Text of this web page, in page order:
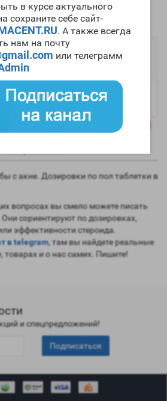
в курсе актуального
сохраните себе сайт-
. А также всегда
нам на почту
или телеграмм
Apteka (Original)
349845
с акне. Дозировки по пол таблетки в
вопросах вы смело можете писать
сориентируют по дозировках,
эффективности стероида.
в telegram, там вы найдете реальные
и о нас самих. Пишите!
и спецпредложений!
Подписаться